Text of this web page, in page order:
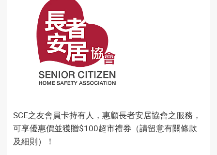
SCE之友會員卡持有人，惠顧長者安居協會之服務，
可享優惠價並獲贈$100超市禮券（請留意有關條款
及細則）！